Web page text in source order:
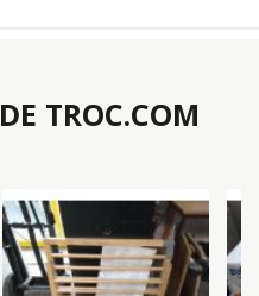
TROC.COM